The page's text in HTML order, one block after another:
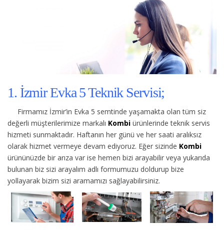
1. İzmir Evka 5 Teknik Servisi;
Firmamız İzmir’in Evka 5 semtinde yaşamakta olan tüm siz
değerli müşterilerimize markalı Kombi ürünlerinde teknik servis
hizmeti sunmaktadır. Haftanın her günü ve her saati aralıksız
olarak hizmet vermeye devam ediyoruz. Eğer sizinde Kombi
ürününüzde bir arıza var ise hemen bizi arayabilir veya yukarıda
bulunan biz sizi arayalım adlı formumuzu doldurup bize
yollayarak bizim sizi aramamızı sağlayabilirsiniz.